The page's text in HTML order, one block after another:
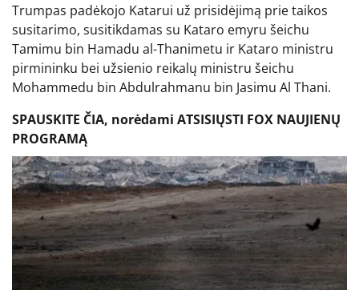
Trumpas padėkojo Katarui už prisidėjimą prie taikos
susitarimo, susitikdamas su Kataro emyru šeichu
Tamimu bin Hamadu al-Thanimetu ir Kataro ministru
pirmininku bei užsienio reikalų ministru šeichu
Mohammedu bin Abdulrahmanu bin Jasimu Al Thani.
SPAUSKITE ČIA, norėdami ATSISIŲSTI FOX NAUJIENŲ
PROGRAMĄ